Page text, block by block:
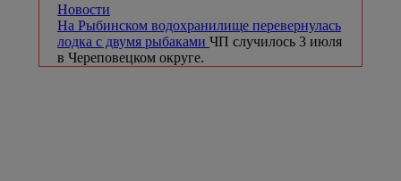
Новости
На Рыбинском водохранилище перевернулась
лодка с двумя рыбаками ЧП случилось 3 июля
в Череповецком округе.